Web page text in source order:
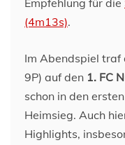
Empfehlung für die
(4m13s).
Im Abendspiel traf
9P) auf den 1. FC
schon in den
Heimsieg. Auch
Highlights,